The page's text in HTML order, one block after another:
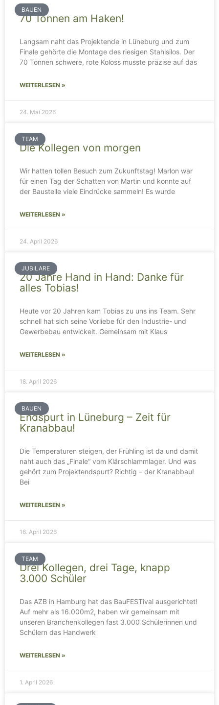
BAUEN
70 Tonnen am Haken!
Langsam naht das Projektende in Lüneburg und zum
Finale gehörte die Montage des riesigen Stahlsilos. Der
70 Tonnen schwere, rote Koloss musste präzise auf das
WEITERLESEN »
24. Mai 2026
TEAM
Die Kollegen von morgen
Wir hatten tollen Besuch zum Zukunftstag! Marlon war
für einen Tag der Schatten von Martin und konnte auf
der Baustelle viele Eindrücke sammeln! Es wurde
WEITERLESEN »
24. April 2026
JUBILARE
20 Jahre Hand in Hand: Danke für
alles Tobias!
Heute vor 20 Jahren kam Tobias zu uns ins Team. Sehr
schnell hat sich seine Vorliebe für den Industrie- und
Gewerbebau entwickelt. Gemeinsam mit Klaus
WEITERLESEN »
18. April 2026
BAUEN
Endspurt in Lüneburg – Zeit für
Kranabbau!
Die Temperaturen steigen, der Frühling ist da und damit
naht auch das „Finale“ vom Klärschlammlager. Und was
gehört zum Projektendspurt? Richtig – der Kranabbau!
Bei
WEITERLESEN »
16. April 2026
TEAM
Drei Kollegen, drei Tage, knapp
3.000 Schüler
Das AZB in Hamburg hat das BauFESTival ausgerichtet!
Auf mehr als 16.000m2, haben wir gemeinsam mit
unseren Branchenkollegen fast 3.000 Schülerinnen und
Schülern das Handwerk
WEITERLESEN »
1. April 2026